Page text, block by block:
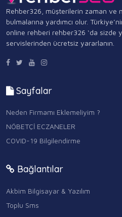
Rehber326, müşterilerin zaman ve
bulmalarına yardımcı olur.
online rehberi rehber326 ‘da sizde
servislerinden ücretsiz yararlanın.
Sayfalar
Neden Firmamı Eklemeliyim ?
NÖBETÇİ ECZANELER
COVID-19 Bilgilendirme
Bağlantılar
Akbim Bilgisayar & Yazılım
Toplu Sms